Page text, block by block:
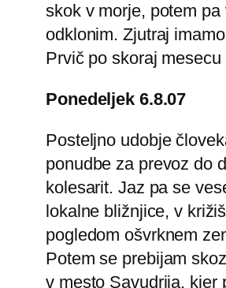
skok v morje, potem
odklonim. Zjutraj
Prvič po skoraj
Ponedeljek 6.8.07
Posteljno udobje
ponudbe za prevoz do
kolesarit. Jaz pa se
lokalne bližnjice, v
pogledom ošvrknem
Potem se prebijam
v mesto Savudrija, kjer